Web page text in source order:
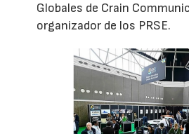
Globales de Crain
organizador de los PRSE.